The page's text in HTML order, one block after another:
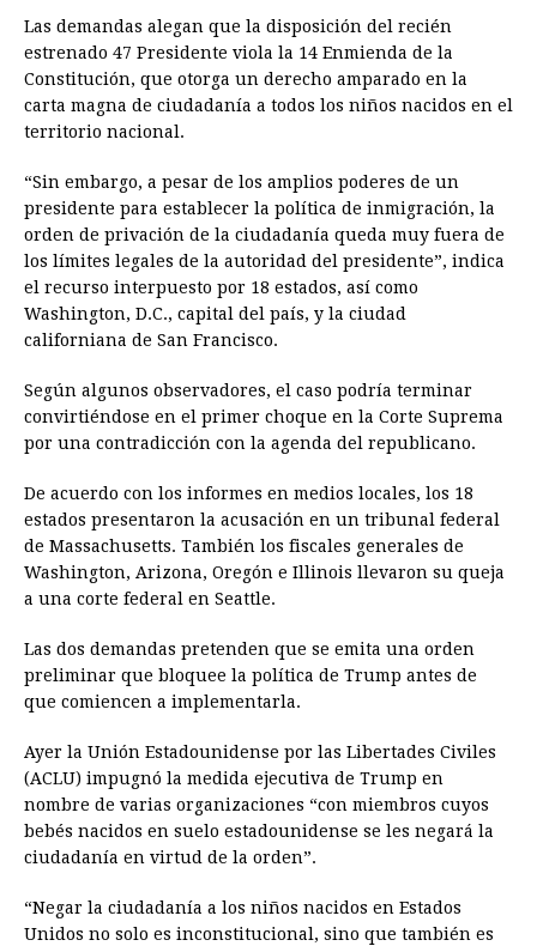
Las demandas alegan que la disposición del recién
estrenado 47 Presidente viola la 14 Enmienda de la
Constitución, que otorga un derecho amparado en la
carta magna de ciudadanía a todos los niños nacidos en el
territorio nacional.
“Sin embargo, a pesar de los amplios poderes de un
presidente para establecer la política de inmigración, la
orden de privación de la ciudadanía queda muy fuera de
los límites legales de la autoridad del presidente”, indica
el recurso interpuesto por 18 estados, así como
Washington, D.C., capital del país, y la ciudad
californiana de San Francisco.
Según algunos observadores, el caso podría terminar
convirtiéndose en el primer choque en la Corte Suprema
por una contradicción con la agenda del republicano.
De acuerdo con los informes en medios locales, los 18
estados presentaron la acusación en un tribunal federal
de Massachusetts. También los fiscales generales de
Washington, Arizona, Oregón e Illinois llevaron su queja
a una corte federal en Seattle.
Las dos demandas pretenden que se emita una orden
preliminar que bloquee la política de Trump antes de
que comiencen a implementarla.
Ayer la Unión Estadounidense por las Libertades Civiles
(ACLU) impugnó la medida ejecutiva de Trump en
nombre de varias organizaciones “con miembros cuyos
bebés nacidos en suelo estadounidense se les negará la
ciudadanía en virtud de la orden”.
“Negar la ciudadanía a los niños nacidos en Estados
Unidos no solo es inconstitucional, sino que también es